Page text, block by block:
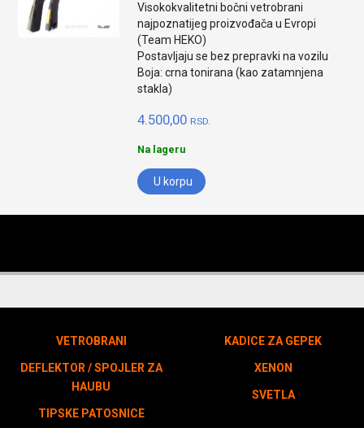
Visokokvalitetni bočni vetrobrani
najpoznatijeg proizvođača u Evropi
(Team HEKO)
Postavljaju se bez prepravki na vozilu
Boja: crna tonirana (kao zatamnjena
stakla)
4.500,00 RSD.
Na lageru
U korpu
VETROBRANI
DEFLEKTOR / SPOJLER ZA
HAUBU
TIPSKE PATOSNICE
KADICE ZA GEPEK
XENON
SVETLA